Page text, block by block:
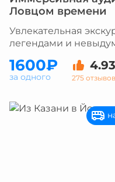
Ловцом времени
Увлекательная
легендами и
1600₽ 4.93
275 отзывов
за одного